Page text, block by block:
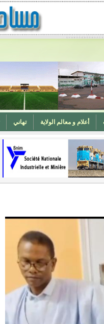
أعلام و معالم الولاية تهاني
تدعو لتوحيد خطبة الجمعة حول الحرابة